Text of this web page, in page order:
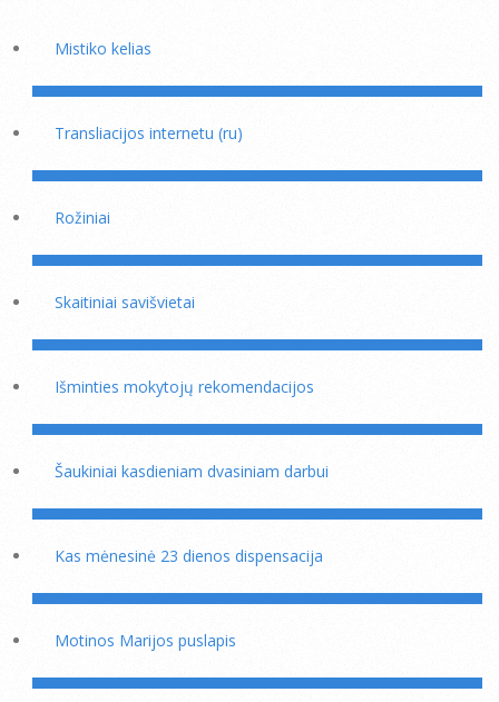
Mistiko kelias
Transliacijos internetu (ru)
Rožiniai
Skaitiniai savišvietai
Išminties mokytojų rekomendacijos
Šaukiniai kasdieniam dvasiniam darbui
Kas mėnesinė 23 dienos dispensacija
Motinos Marijos puslapis